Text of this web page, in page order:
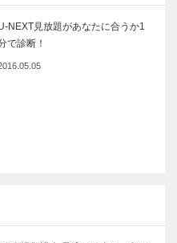
NEXT見放題があなたに合うか1
で診断！